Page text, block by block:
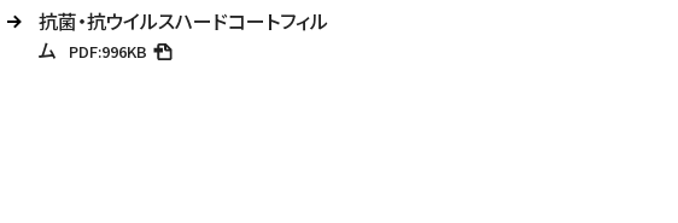
抗菌・抗ウイルスハードコートフィル
ム
PDF:996KB